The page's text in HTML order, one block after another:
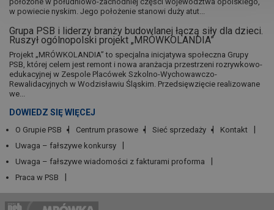
w powiecie nyskim. Jego położenie stanowi duży atut...
Grupa PSB i liderzy branży budowlanej łączą siły dla dzieci.
Ruszył ogólnopolski projekt „MRÓWKOLANDIA”
Projekt „MRÓWKOLANDIA” to specjalna inicjatywa społeczna Grupy
PSB, której celem jest remont i nowa aranżacja przestrzeni rozrywkowo-
edukacyjnej w Zespole Placówek Szkolno-Wychowawczo-
Rewalidacyjnych w Wodzisławiu Śląskim. Przedsięwzięcie realizowane
we...
DOWIEDZ SIĘ WIĘCEJ
O Grupie PSB Centrum prasowe Sieć sprzedaży
Kontakt
Uwaga – fałszywe konkursy
Uwaga – fałszywe wiadomości z fakturami proforma
Praca w PSB